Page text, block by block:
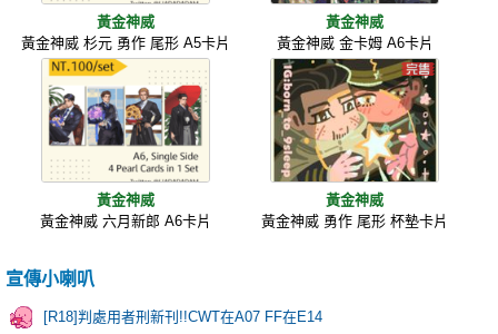
黃金神威
黃金神威 杉元 勇作 尾形 A5卡片
黃金神威
黃金神威 金卡姆 A6卡片
黃金神威
黃金神威 六月新郎 A6卡片
黃金神威
黃金神威 勇作 尾形 杯墊卡片
宣傳小喇叭
[R18]判處用者刑新刊!!CWT在A07 FF在E14